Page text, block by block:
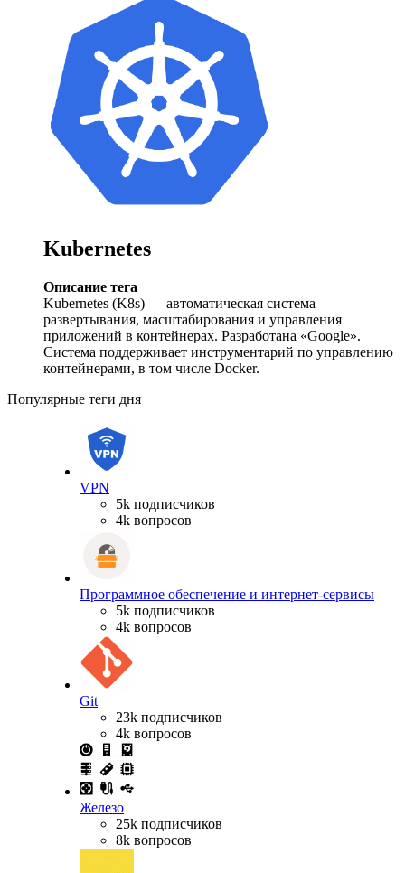
Kubernetes
Описание тега
Kubernetes (K8s) — автоматическая система
развертывания, масштабирования и управления
приложений в контейнерах. Разработана «Google».
Система поддерживает инструментарий по управлению
контейнерами, в том числе Docker.
Популярные теги дня
VPN
5k подписчиков
4k вопросов
Программное обеспечение и интернет-сервисы
5k подписчиков
4k вопросов
Git
23k подписчиков
4k вопросов
Железо
25k подписчиков
8k вопросов